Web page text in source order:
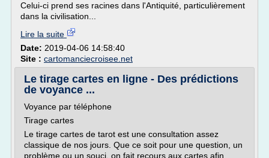
Celui-ci prend ses racines dans l'Antiquité, particulièrement
dans la civilisation...
Lire la suite
Date: 2019-04-06 14:58:40
Site : cartomanciecroisee.net
Le tirage cartes en ligne - Des prédictions
de voyance ...
Voyance par téléphone
Tirage cartes
Le tirage cartes de tarot est une consultation assez
classique de nos jours. Que ce soit pour une question, un
problème ou un souci, on fait recours aux cartes afin